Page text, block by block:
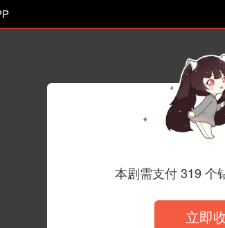
本剧需支付 319 个
立即